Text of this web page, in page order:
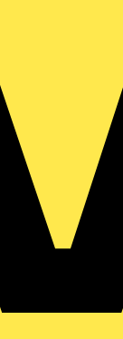
aktuelle